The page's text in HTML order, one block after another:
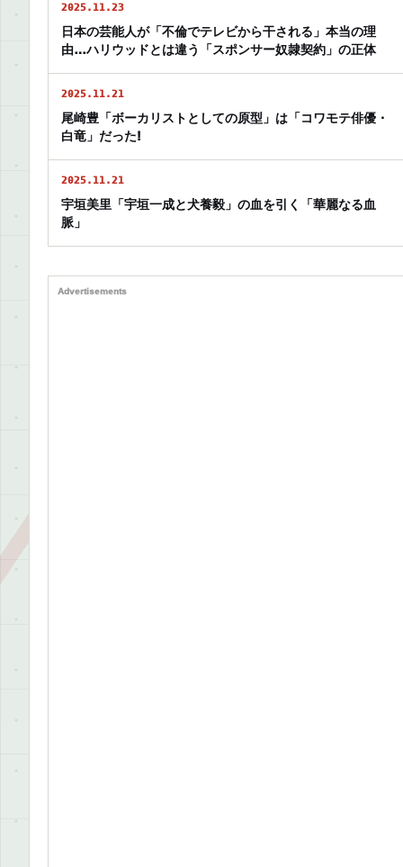
2025.11.23
日本の芸能人が「不倫でテレビから干される」本当の理
由…ハリウッドとは違う「スポンサー奴隷契約」の正体
2025.11.21
尾崎豊「ボーカリストとしての原型」は「コワモテ俳優・
白竜」だった!
2025.11.21
宇垣美里「宇垣一成と犬養毅」の血を引く「華麗なる血
脈」
Advertisements